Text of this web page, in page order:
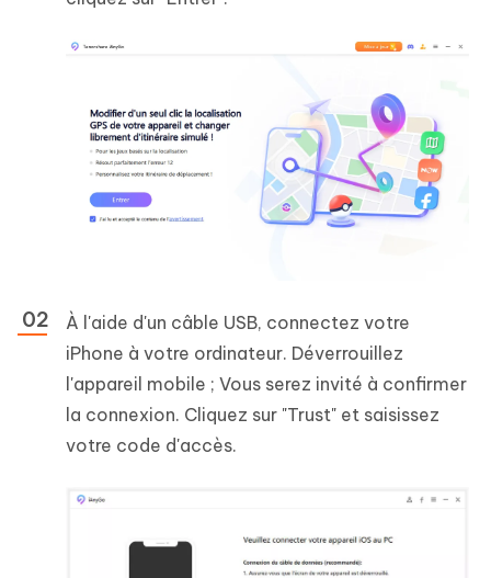
À l'aide d'un câble USB, connectez votre
iPhone à votre ordinateur. Déverrouillez
l'appareil mobile ; Vous serez invité à confirmer
la connexion. Cliquez sur "Trust" et saisissez
votre code d'accès.